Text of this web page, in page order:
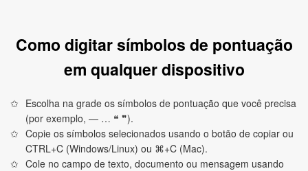
Como digitar símbolos de pontuação
em qualquer dispositivo
Escolha na grade os símbolos de pontuação que você precisa
(por exemplo, — … ❝ ❞).
Copie os símbolos selecionados usando o botão de copiar ou
CTRL+C (Windows/Linux) ou ⌘+C (Mac).
Cole no campo de texto, documento ou mensagem usando